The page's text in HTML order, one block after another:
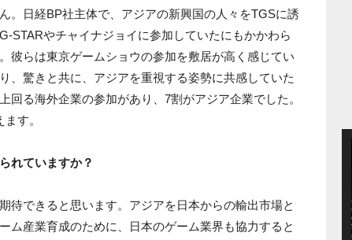
。日経BP社主体で、アジアの新興国の人々をTGSに誘
STARやチャイナジョイに参加していたにもかかわら
彼らは東京ゲームショウの参加を敷居が高く感じてい
、驚きと共に、アジアを重視する姿勢に共感していた
回る海外企業の参加があり、7割がアジア企業でした。
す。
れていますか？
待できると思います。アジアを日本からの輸出市場と
ム産業育成のために、日本のゲーム業界も協力すると